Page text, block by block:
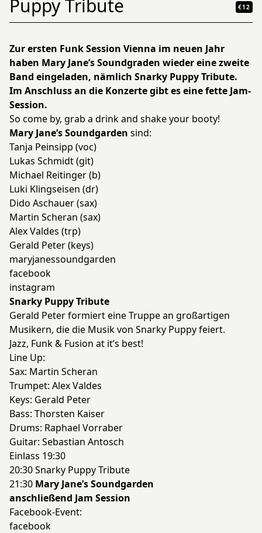
Puppy Tribute
€12
Zur ersten Funk Session Vienna im neuen Jahr
haben Mary Jane’s Soundgraden wieder eine zweite
Band eingeladen, nämlich Snarky Puppy Tribute.
Im Anschluss an die Konzerte gibt es eine fette Jam-
Session.
So come by, grab a drink and shake your booty!
Mary Jane’s Soundgarden sind:
Tanja Peinsipp (voc)
Lukas Schmidt (git)
Michael Reitinger (b)
Luki Klingseisen (dr)
Dido Aschauer (sax)
Martin Scheran (sax)
Alex Valdes (trp)
Gerald Peter (keys)
maryjanessoundgarden
facebook
instagram
Snarky Puppy Tribute
Gerald Peter formiert eine Truppe an großartigen
Musikern, die die Musik von Snarky Puppy feiert.
Jazz, Funk & Fusion at it’s best!
Line Up:
Sax: Martin Scheran
Trumpet: Alex Valdes
Keys: Gerald Peter
Bass: Thorsten Kaiser
Drums: Raphael Vorraber
Guitar: Sebastian Antosch
Einlass 19:30
20:30 Snarky Puppy Tribute
21:30 Mary Jane’s Soundgarden
anschließend Jam Session
Facebook-Event:
facebook